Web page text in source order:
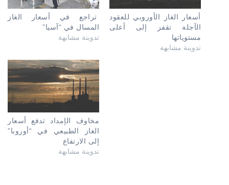
تراجع في أسعار الغاز
المسال في “آسيا”
تدوينة مشابهة
أسعار الغاز الأوروبي للعقود
الآجلة تقفز إلى أعلى
مستوياتها
تدوينة مشابهة
مخاوف الإمداد تدفع أسعار
الغاز الطبيعي في “أوروبا”
إلى الارتفاع
تدوينة مشابهة